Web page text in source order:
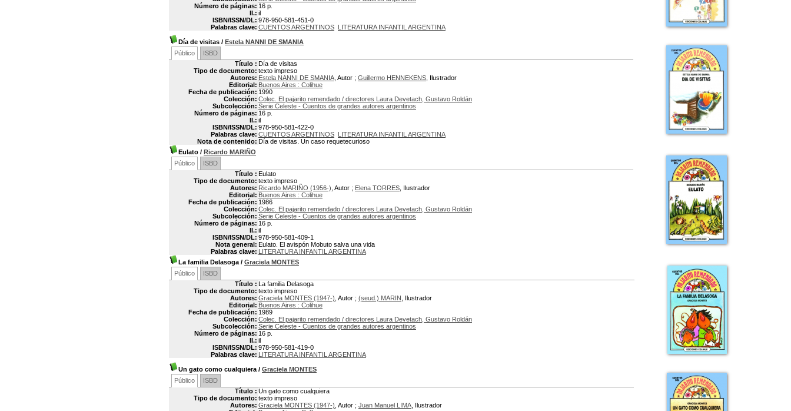
Número de páginas: 16 p.
Il.: il
ISBN/ISSN/DL: 978-950-581-451-0
Palabras clave: CUENTOS ARGENTINOS LITERATURA INFANTIL ARGENTINA
Día de visitas / Estela NANNI DE SMANIA
Público
ISBD
Título : Día de visitas
Tipo de documento: texto impreso
Autores: Estela NANNI DE SMANIA , Autor ; Guillermo HENNEKENS , Ilustrador
Editorial: Buenos Aires : Colihue
Fecha de publicación: 1990
Colección: Colec. El pajarito remendado / directores Laura Devetach, Gustavo Roldán
Subcolección: Serie Celeste - Cuentos de grandes autores argentinos
Número de páginas: 16 p.
Il.: il
ISBN/ISSN/DL: 978-950-581-422-0
Palabras clave: CUENTOS ARGENTINOS LITERATURA INFANTIL ARGENTINA
Nota de contenido: Día de visitas. Un caso requetecurioso
Eulato / Ricardo MARIÑO
Público
ISBD
Título : Eulato
Tipo de documento: texto impreso
Autores: Ricardo MARIÑO (1956-) , Autor ; Elena TORRES , Ilustrador
Editorial: Buenos Aires : Colihue
Fecha de publicación: 1986
Colección: Colec. El pajarito remendado / directores Laura Devetach, Gustavo Roldán
Subcolección: Serie Celeste - Cuentos de grandes autores argentinos
Número de páginas: 16 p.
Il.: il
ISBN/ISSN/DL: 978-950-581-409-1
Nota general: Eulato. El avispón Mobuto salva una vida
Palabras clave: LITERATURA INFANTIL ARGENTINA
La familia Delasoga / Graciela MONTES
Público
ISBD
Título : La familia Delasoga
Tipo de documento: texto impreso
Autores: Graciela MONTES (1947-) , Autor ; (seud.) MARIN , Ilustrador
Editorial: Buenos Aires : Colihue
Fecha de publicación: 1989
Colección: Colec. El pajarito remendado / directores Laura Devetach, Gustavo Roldán
Subcolección: Serie Celeste - Cuentos de grandes autores argentinos
Número de páginas: 16 p.
Il.: il
ISBN/ISSN/DL: 978-950-581-419-0
Palabras clave: LITERATURA INFANTIL ARGENTINA
Un gato como cualquiera / Graciela MONTES
Público
ISBD
Título : Un gato como cualquiera
Tipo de documento: texto impreso
Autores: Graciela MONTES (1947-) , Autor ; Juan Manuel LIMA , Ilustrador